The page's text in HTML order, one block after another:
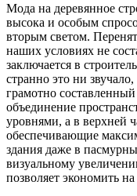
Мода на деревянное
высока и особым
вторым светом.
наших условиях не
заключается в
странно это ни
грамотно
объединение
уровнями, а в верхней
обеспечивающие
здания даже в
визуальному
позволяет экономить